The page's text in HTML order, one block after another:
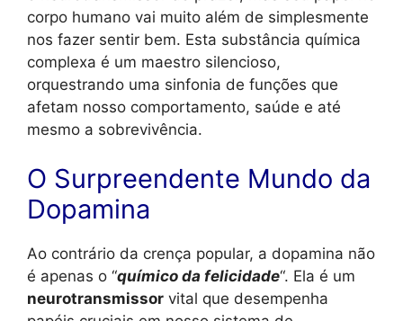
corpo humano vai muito além de simplesmente
nos fazer sentir bem. Esta substância química
complexa é um maestro silencioso,
orquestrando uma sinfonia de funções que
afetam nosso comportamento, saúde e até
mesmo a sobrevivência.
O Surpreendente Mundo da
Dopamina
Ao contrário da crença popular, a dopamina não
é apenas o “químico da felicidade“. Ela é um
neurotransmissor vital que desempenha